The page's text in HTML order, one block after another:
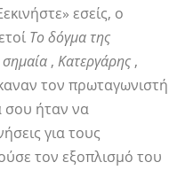
εσείς, ο
Το δόγμα της
, Κατεργάρης ,
τον πρωταγωνιστή
σου ήταν να
για τους
τον εξοπλισμό του